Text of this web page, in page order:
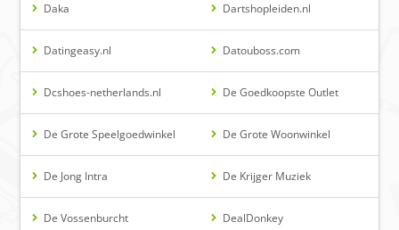
Daka Dartshopleiden.nl
Datingeasy.nl Datouboss.com
Dcshoes-netherlands.nl De Goedkoopste Outlet
De Grote Speelgoedwinkel De Grote Woonwinkel
De Jong Intra De Krijger Muziek
De Vossenburcht DealDonkey